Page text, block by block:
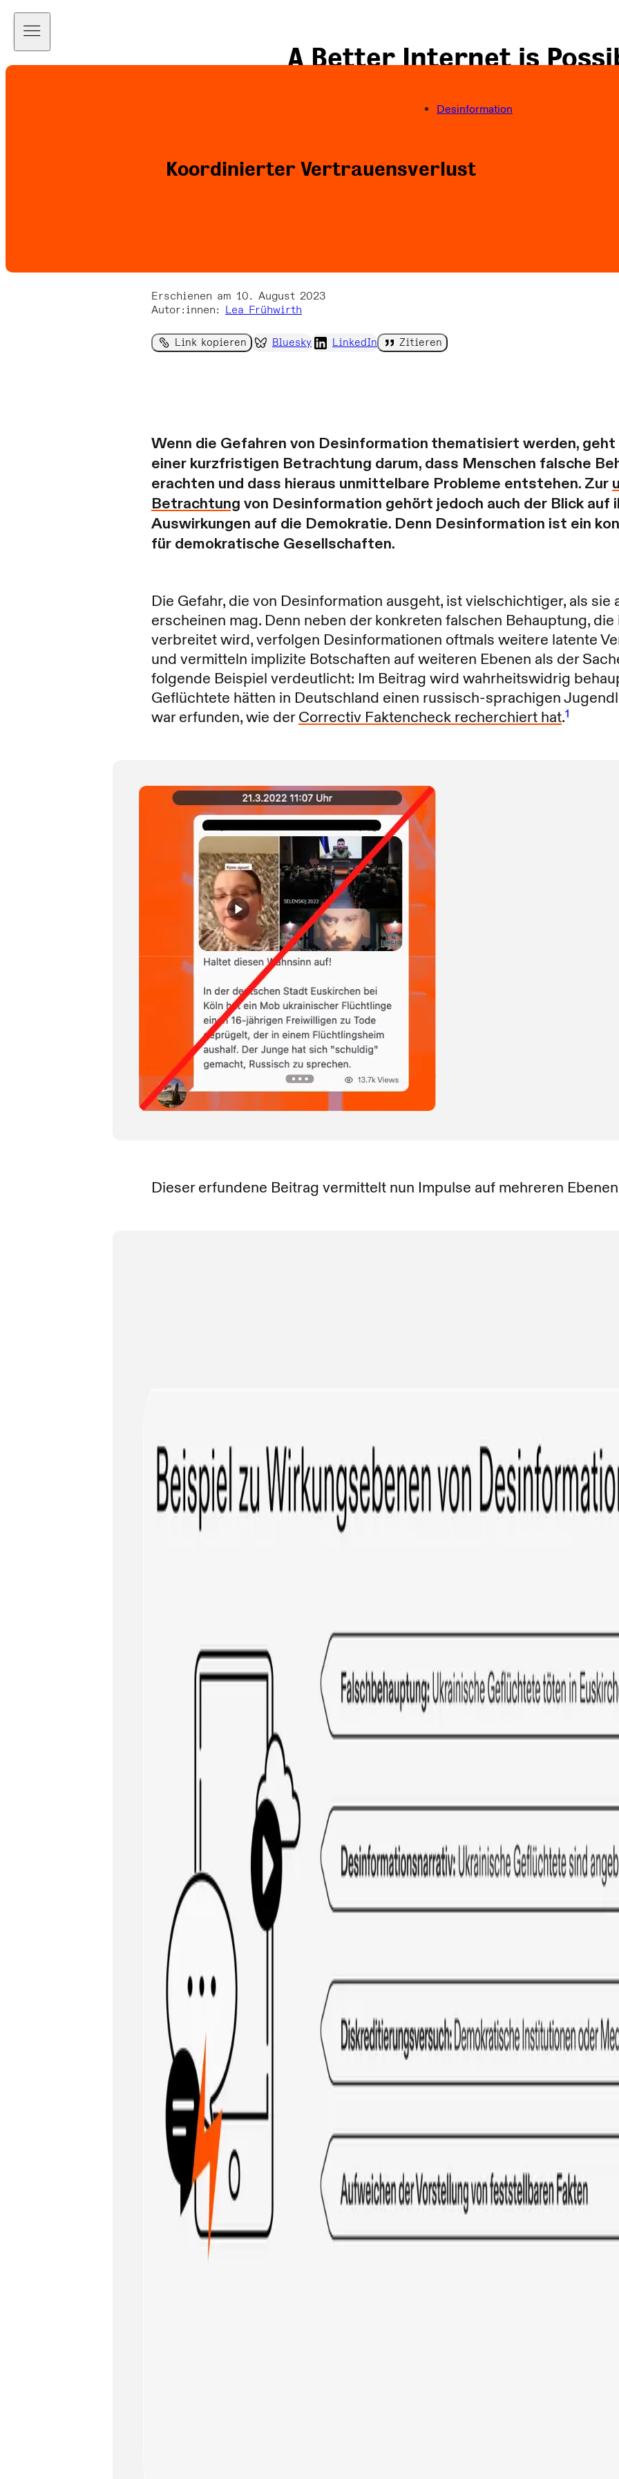
Desinformation
Koordinierter Vertrauensverlust
Erschienen am 10. August 2023
Autor:innen: Lea Frühwirth
Link kopieren Bluesky LinkedIn Zitieren
Wenn die Gefahren von Desinformation thematisiert werden,
einer kurzfristigen Betrachtung darum, dass Menschen falsche
erachten und dass hieraus unmittelbare Probleme entstehen. Zur
Betrachtung von Desinformation gehört jedoch auch der Blick auf
Auswirkungen auf die Demokratie. Denn Desinformation ist ein
für demokratische Gesellschaften.
Die Gefahr, die von Desinformation ausgeht, ist vielschichtiger, als sie
erscheinen mag. Denn neben der konkreten falschen Behauptung,
verbreitet wird, verfolgen Desinformationen oftmals weitere latente
und vermitteln implizite Botschaften auf weiteren Ebenen als der
folgende Beispiel verdeutlicht: Im Beitrag wird wahrheitswidrig
Geflüchtete hätten in Deutschland einen russisch-sprachigen
war erfunden, wie derCorrectiv Faktencheck recherchiert hat.1
Dieser erfundene Beitrag vermittelt nun Impulse auf mehreren
A Better Internet is
Folgen Sie uns